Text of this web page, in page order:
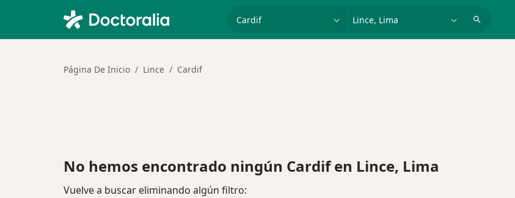
Página De Inicio Lince Cardif
No hemos encontrado ningún Cardif en Lince, Lima
Vuelve a buscar eliminando algún filtro: